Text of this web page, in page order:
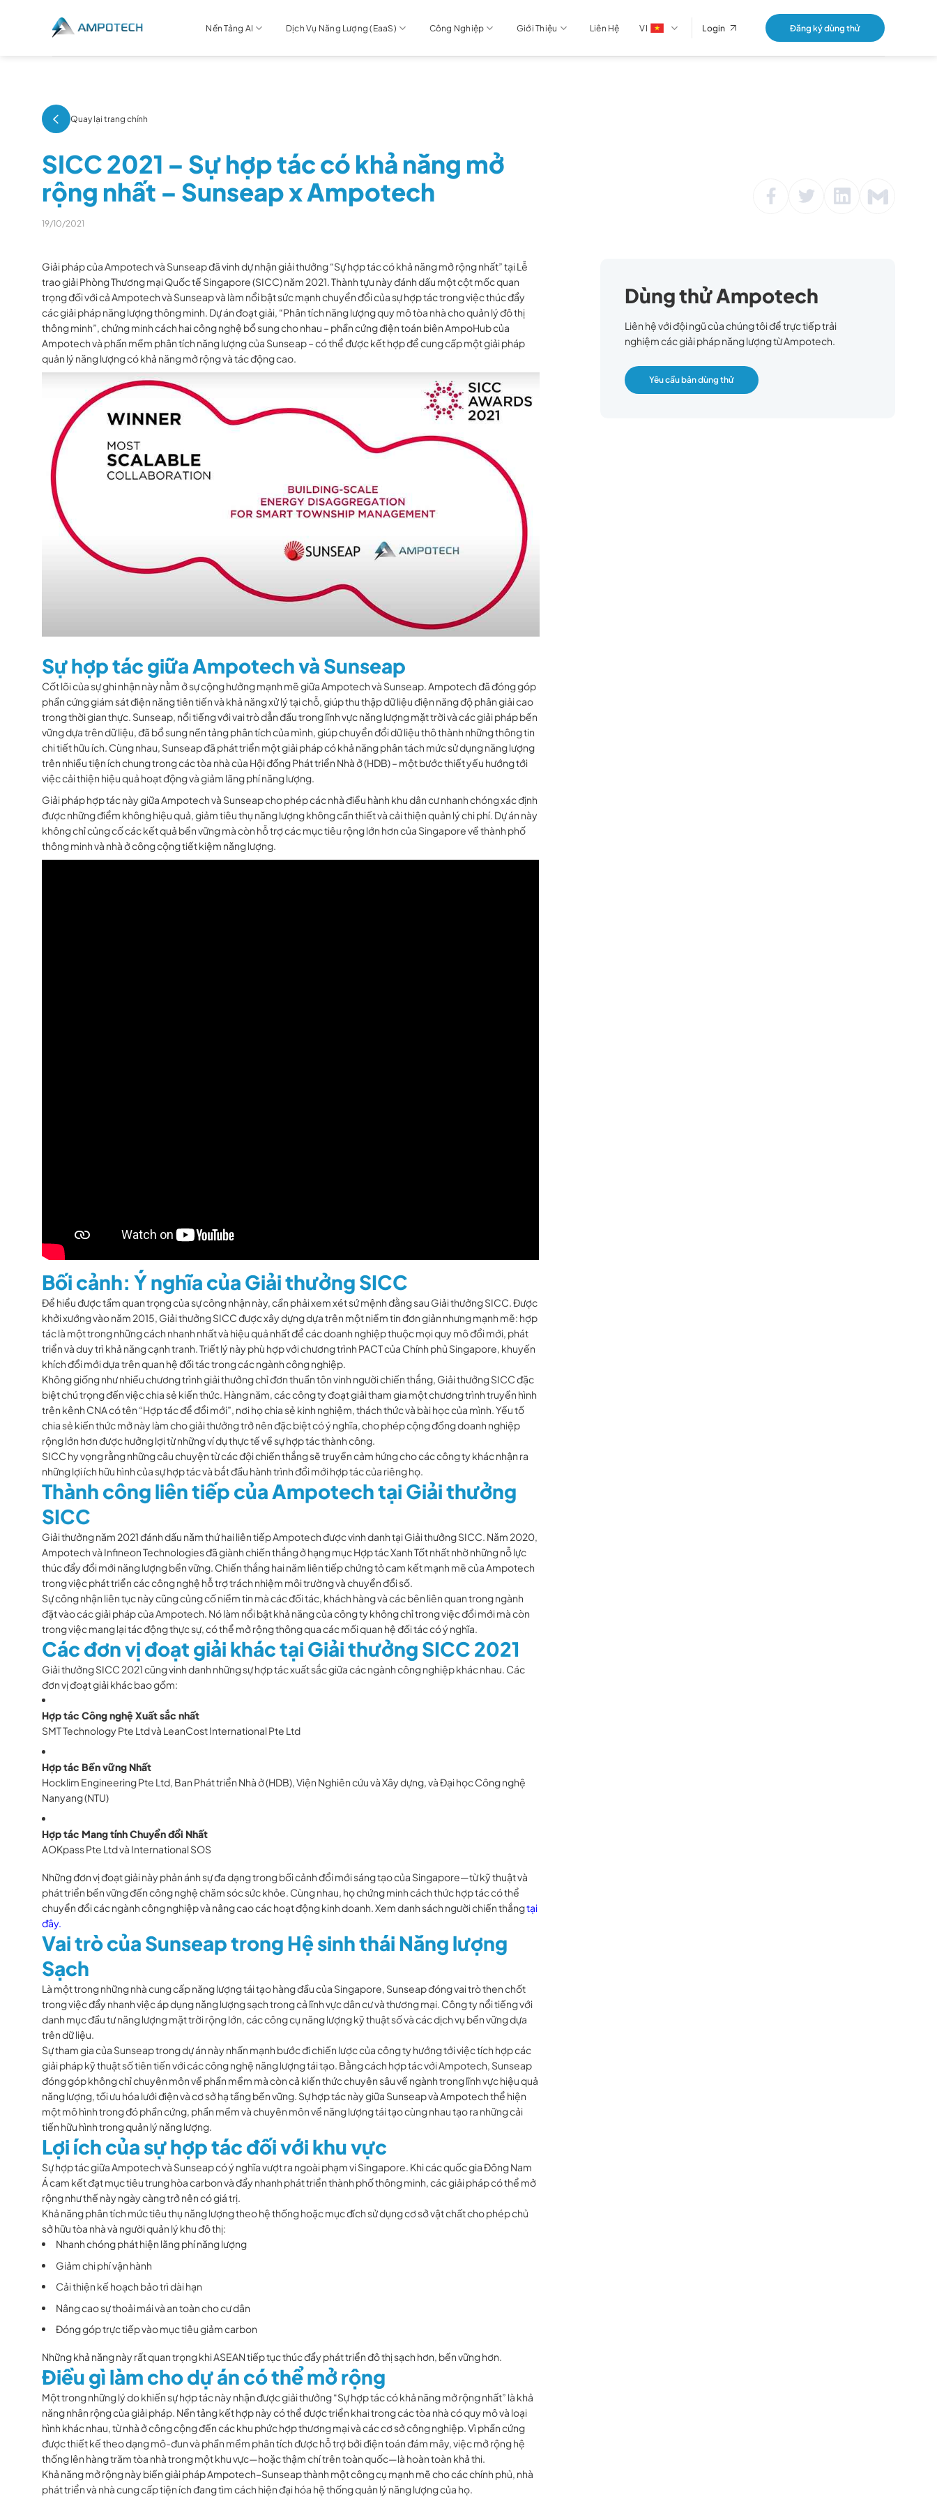
Nền Tảng AI Dịch Vụ Năng Lượng (EaaS) Công Nghiệp Giới Thiệu Liên Hệ VI Login Đăng ký dùng thử
Quay lại trang chính
SICC 2021 – Sự hợp tác có khả năng mở
rộng nhất – Sunseap x Ampotech
19/10/2021
Giải pháp củaAmpotechvà Sunseap đã vinh dự nhận giải thưởng “Sự hợp tác có khả năng mở rộng nhất” tại Lễ
trao giải Phòng Thương mại Quốc tế Singapore (SICC) năm 2021. Thành tựu này đánh dấu một cột mốc quan
trọng đối với cả Ampotech và Sunseap và làm nổi bật sức mạnh chuyển đổi của sự hợp tác trong việc thúc đẩy
các giải pháp năng lượng thông minh. Dự án đoạt giải, “Phân tích năng lượng quy mô tòa nhà cho quản lý đô thị
thông minh”, chứng minh cách hai công nghệ bổ sung cho nhau – phần cứng điện toán biên AmpoHub của
Ampotech và phần mềm phân tích năng lượng của Sunseap – có thể được kết hợp để cung cấp một giải pháp
quản lý năng lượng có khả năng mở rộng và tác động cao.
Sự hợp tác giữa Ampotech và Sunseap
Cốt lõi của sự ghi nhận này nằm ở sự cộng hưởng mạnh mẽ giữa Ampotech và Sunseap. Ampotech đã đóng góp
phần cứng giám sát điện năng tiên tiến và khả năng xử lý tại chỗ, giúp thu thập dữ liệu điện năng độ phân giải cao
trong thời gian thực. Sunseap, nổi tiếng với vai trò dẫn đầu trong lĩnh vực năng lượng mặt trời và các giải pháp bền
vững dựa trên dữ liệu, đã bổ sung nền tảng phân tích của mình, giúp chuyển đổi dữ liệu thô thành những thông tin
chi tiết hữu ích. Cùng nhau, Sunseap đã phát triển một giải pháp có khả năng phân tách mức sử dụng năng lượng
trên nhiều tiện ích chung trong các tòa nhà của Hội đồng Phát triển Nhà ở (HDB) – một bước thiết yếu hướng tới
việc cải thiện hiệu quả hoạt động và giảm lãng phí năng lượng.
Giải pháp hợp tác này giữa Ampotech và Sunseap cho phép các nhà điều hành khu dân cư nhanh chóng xác định
được những điểm không hiệu quả, giảm tiêu thụ năng lượng không cần thiết và cải thiện quản lý chi phí. Dự án này
không chỉ củng cố các kết quả bền vững mà còn hỗ trợ các mục tiêu rộng lớn hơn của Singapore về thành phố
thông minh và nhà ở công cộng tiết kiệm năng lượng.
Bối cảnh: Ý nghĩa của Giải thưởng SICC
Để hiểu được tầm quan trọng của sự công nhận này, cần phải xem xét sứ mệnh đằng sau Giải thưởng SICC. Được
khởi xướng vào năm 2015, Giải thưởng SICC được xây dựng dựa trên một niềm tin đơn giản nhưng mạnh mẽ: hợp
tác là một trong những cách nhanh nhất và hiệu quả nhất để các doanh nghiệp thuộc mọi quy mô đổi mới, phát
triển và duy trì khả năng cạnh tranh. Triết lý này phù hợp với chương trình PACT của Chính phủ Singapore, khuyến
khích đổi mới dựa trên quan hệ đối tác trong các ngành công nghiệp.
Không giống như nhiều chương trình giải thưởng chỉ đơn thuần tôn vinh người chiến thắng, Giải thưởng SICC đặc
biệt chú trọng đến việc chia sẻ kiến ​​thức. Hàng năm, các công ty đoạt giải tham gia một chương trình truyền hình
trên kênh CNA có tên “Hợp tác để đổi mới”, nơi họ chia sẻ kinh nghiệm, thách thức và bài học của mình. Yếu tố
chia sẻ kiến ​​thức mở này làm cho giải thưởng trở nên đặc biệt có ý nghĩa, cho phép cộng đồng doanh nghiệp
rộng lớn hơn được hưởng lợi từ những ví dụ thực tế về sự hợp tác thành công.
SICC hy vọng rằng những câu chuyện từ các đội chiến thắng sẽ truyền cảm hứng cho các công ty khác nhận ra
những lợi ích hữu hình của sự hợp tác và bắt đầu hành trình đổi mới hợp tác của riêng họ.
Thành công liên tiếp của Ampotech tại Giải thưởng
SICC
Giải thưởng năm 2021 đánh dấu năm thứ hai liên tiếp Ampotech được vinh danh tại Giải thưởng SICC. Năm 2020,
Ampotech và Infineon Technologies đã giành chiến thắng ở hạng mục Hợp tác Xanh Tốt nhất nhờ những nỗ lực
thúc đẩy đổi mới năng lượng bền vững. Chiến thắng hai năm liên tiếp chứng tỏ cam kết mạnh mẽ của Ampotech
trong việc phát triển các công nghệ hỗ trợ trách nhiệm môi trường và chuyển đổi số.
Sự công nhận liên tục này cũng củng cố niềm tin mà các đối tác, khách hàng và các bên liên quan trong ngành
đặt vào các giải pháp của Ampotech. Nó làm nổi bật khả năng của công ty không chỉ trong việc đổi mới mà còn
trong việc mang lại tác động thực sự, có thể mở rộng thông qua các mối quan hệ đối tác có ý nghĩa.
Các đơn vị đoạt giải khác tại Giải thưởng SICC 2021
Giải thưởng SICC 2021 cũng vinh danh những sự hợp tác xuất sắc giữa các ngành công nghiệp khác nhau. Các
đơn vị đoạt giải khác bao gồm:
Hợp tác Công nghệ Xuất sắc nhất
SMT Technology Pte Ltd và LeanCost International Pte Ltd
Hợp tác Bền vững Nhất
Hocklim Engineering Pte Ltd, Ban Phát triển Nhà ở (HDB), Viện Nghiên cứu và Xây dựng, và Đại học Công nghệ
Nanyang (NTU)
Hợp tác Mang tính Chuyển đổi Nhất
AOKpass Pte Ltd và International SOS
Những đơn vị đoạt giải này phản ánh sự đa dạng trong bối cảnh đổi mới sáng tạo của Singapore—từ kỹ thuật và
phát triển bền vững đến công nghệ chăm sóc sức khỏe. Cùng nhau, họ chứng minh cách thức hợp tác có thể
chuyển đổi các ngành công nghiệp và nâng cao các hoạt động kinh doanh. Xem danh sách người chiến thắngtại
đây.
Vai trò của Sunseap trong Hệ sinh thái Năng lượng
Sạch
Là một trong những nhà cung cấp năng lượng tái tạo hàng đầu của Singapore, Sunseap đóng vai trò then chốt
trong việc đẩy nhanh việc áp dụng năng lượng sạch trong cả lĩnh vực dân cư và thương mại. Công ty nổi tiếng với
danh mục đầu tư năng lượng mặt trời rộng lớn, các công cụ năng lượng kỹ thuật số và các dịch vụ bền vững dựa
trên dữ liệu.
Sự tham gia của Sunseap trong dự án này nhấn mạnh bước đi chiến lược của công ty hướng tới việc tích hợp các
giải pháp kỹ thuật số tiên tiến với các công nghệ năng lượng tái tạo. Bằng cách hợp tác với Ampotech, Sunseap
đóng góp không chỉ chuyên môn về phần mềm mà còn cả kiến ​​thức chuyên sâu về ngành trong lĩnh vực hiệu quả
năng lượng, tối ưu hóa lưới điện và cơ sở hạ tầng bền vững. Sự hợp tác này giữa Sunseap và Ampotech thể hiện
một mô hình trong đó phần cứng, phần mềm và chuyên môn về năng lượng tái tạo cùng nhau tạo ra những cải
tiến hữu hình trong quản lý năng lượng.
Lợi ích của sự hợp tác đối với khu vực
Sự hợp tác giữa Ampotech và Sunseap có ý nghĩa vượt ra ngoài phạm vi Singapore. Khi các quốc gia Đông Nam
Á cam kết đạt mục tiêu trung hòa carbon và đẩy nhanh phát triển thành phố thông minh, các giải pháp có thể mở
rộng như thế này ngày càng trở nên có giá trị.
Khả năng phân tích mức tiêu thụ năng lượng theo hệ thống hoặc mục đích sử dụng cơ sở vật chất cho phép chủ
sở hữu tòa nhà và người quản lý khu đô thị:
Nhanh chóng phát hiện lãng phí năng lượng
Giảm chi phí vận hành
Cải thiện kế hoạch bảo trì dài hạn
Nâng cao sự thoải mái và an toàn cho cư dân
Đóng góp trực tiếp vào mục tiêu giảm carbon
Những khả năng này rất quan trọng khi ASEAN tiếp tục thúc đẩy phát triển đô thị sạch hơn, bền vững hơn.
Điều gì làm cho dự án có thể mở rộng
Một trong những lý do khiến sự hợp tác này nhận được giải thưởng “Sự hợp tác có khả năng mở rộng nhất” là khả
năng nhân rộng của giải pháp. Nền tảng kết hợp này có thể được triển khai trong các tòa nhà có quy mô và loại
hình khác nhau, từ nhà ở công cộng đến các khu phức hợp thương mại và các cơ sở công nghiệp. Vì phần cứng
được thiết kế theo dạng mô-đun và phần mềm phân tích được hỗ trợ bởi điện toán đám mây, việc mở rộng hệ
thống lên hàng trăm tòa nhà trong một khu vực—hoặc thậm chí trên toàn quốc—là hoàn toàn khả thi.
Khả năng mở rộng này biến giải pháp Ampotech–Sunseap thành một công cụ mạnh mẽ cho các chính phủ, nhà
phát triển và nhà cung cấp tiện ích đang tìm cách hiện đại hóa hệ thống quản lý năng lượng của họ.
Dùng thử Ampotech
Liên hệ với đội ngũ của chúng tôi để trực tiếp trải
nghiệm các giải pháp năng lượng từ Ampotech.
Yêu cầu bản dùng thử